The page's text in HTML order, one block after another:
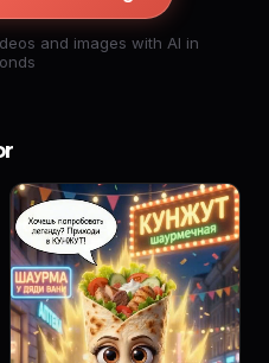
and images with AI in